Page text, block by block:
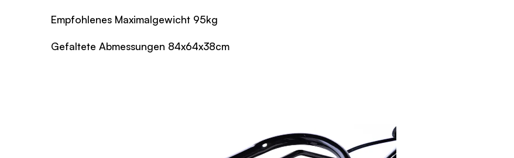
Empfohlenes Maximalgewicht 95kg
Gefaltete Abmessungen 84x64x38cm